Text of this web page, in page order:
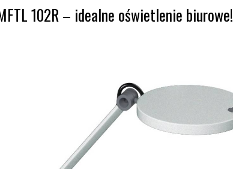
102R – idealne oświetlenie biurowe!